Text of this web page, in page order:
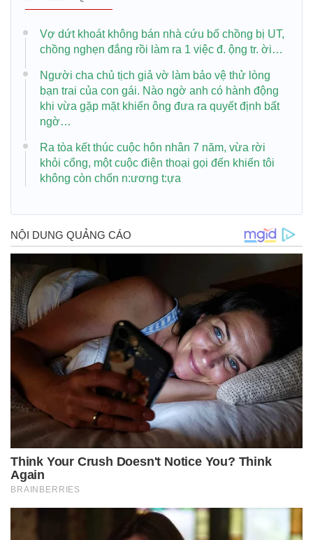
Vợ dứt khoát không bán nhà cứu bố chồng bị UT,
chồng nghẹn đắng rồi làm ra 1 việc đ. ộng tr. ời…
Người cha chủ tịch giả vờ làm bảo vệ thử lòng
bạn trai của con gái. Nào ngờ anh có hành động
khi vừa gặp mặt khiến ông đưa ra quyết định bất
ngờ…
Ra tòa kết thúc cuộc hôn nhân 7 năm, vừa rời
khỏi cổng, một cuộc điện thoại gọi đến khiến tôi
không còn chốn n:ương t:ựa